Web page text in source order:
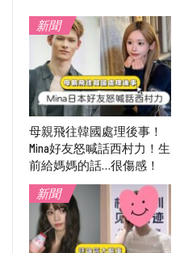
新聞
母親飛往韓國處理後事！
Mina好友怒喊話西村力！生
前給媽媽的話…很傷感！
新聞